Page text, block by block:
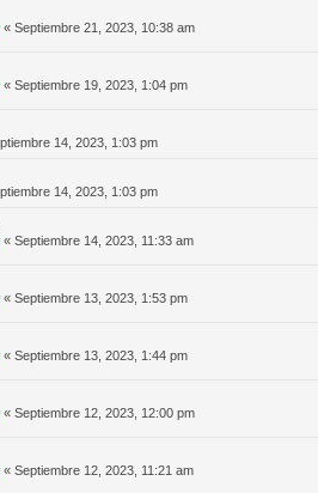
« Septiembre 21, 2023, 10:38 am
« Septiembre 19, 2023, 1:04 pm
14, 2023, 1:03 pm
14, 2023, 1:03 pm
« Septiembre 14, 2023, 11:33 am
« Septiembre 13, 2023, 1:53 pm
« Septiembre 13, 2023, 1:44 pm
« Septiembre 12, 2023, 12:00 pm
« Septiembre 12, 2023, 11:21 am